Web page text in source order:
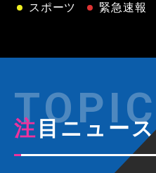
スポーツ
緊急速報
注目ニュース